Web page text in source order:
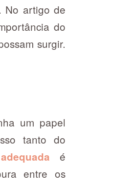
No artigo de
do
surgir.
um papel
tanto do
é
entre os